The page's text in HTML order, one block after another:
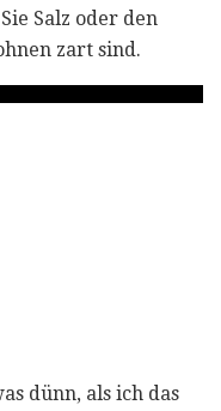
Salz oder den
zart sind.
dünn, als ich das